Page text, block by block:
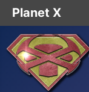
Planet X